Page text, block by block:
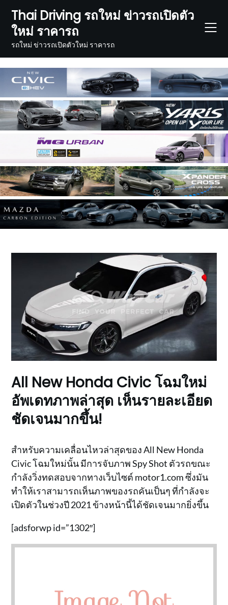
content
Thai Driving รถใหม่ ข่าวรถเปิดตัว
ใหม่ ราคารถ
รถใหม่ ข่าวรถเปิดตัวใหม่ ราคารถ
All New Honda Civic โฉมใหม่
อัพเดทภาพล่าสุด เห็นรายละเอียด
ชัดเจนมากขึ้น!
สำหรับความเคลื่อนไหวล่าสุดของ All New Honda
Civic โฉมใหม่นั้น มีการจับภาพ Spy Shot ตัวรถขณะ
กำลังวิ่งทดสอบจากทางเว็บไซต์ motor1.com ซึ่งมัน
ทำให้เราสามารถเห็นภาพของรถคันเป็นๆ ที่กำลังจะ
เปิดตัวในช่วงปี 2021 ข้างหน้านี้ได้ชัดเจนมากยิ่งขึ้น
[adsforwp id=”1302″]